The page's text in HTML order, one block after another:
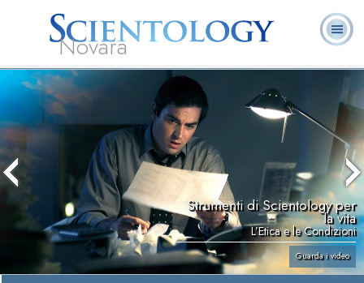
Novara
L. Ron Hubbard:
Fondatore
Scientology?
Strumenti di Scientology per
la vita
L’Etica e le Condizioni
Guarda i video